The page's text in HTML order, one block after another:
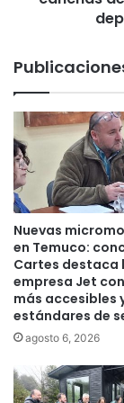
d
e
r
s
M
a
y
e
s
a
l
i
a
u
g
u
r
ó
e
n
G
a
l
a
r
Nuevas
en Temuco:
Cartes destaca
empresa Jet
más accesibles
estándares de
agosto 6, 2026